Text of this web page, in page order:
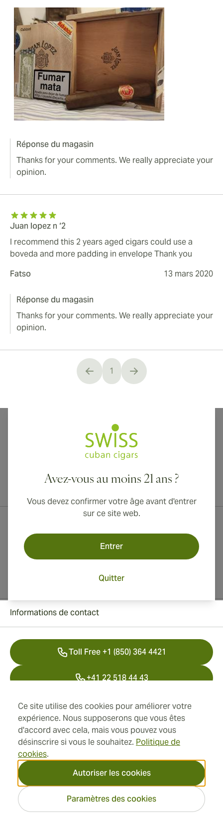
Ce site utilise des cookies pour améliorer votre
expérience. Nous supposerons que vous êtes
d'accord avec cela, mais vous pouvez vous
désinscrire si vous le souhaitez. Politique de
cookies.
Autoriser les cookies
Paramètres des cookies
Réponse du magasin
Thanks for your comments. We really appreciate your
opinion.
Juan lopez n ‘2
I recommend this 2 years aged cigars could use a
boveda and more padding in envelope Thank you
Fatso
13 mars 2020
Réponse du magasin
Thanks for your comments. We really appreciate your
opinion.
You're currently reading page
1
Avez-vous au moins 21 ans ?
Vous devez confirmer votre âge avant d'entrer
sur ce site web.
Entrer
Quitter
Livraison internationale disponible vers le Canada, le Royaume-Uni
Adresse
Informations
Informations de contact
Toll Free +1 (850) 364 4421
+41 22 518 44 43
info@swisscubancigars.com
2026 SwissCubanCigars.fr —
Cigar Group. Tous les droits